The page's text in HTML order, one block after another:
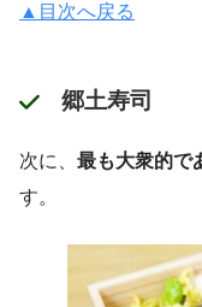
▲目次へ戻る
郷土寿司
次に、 最も大衆的で
す。